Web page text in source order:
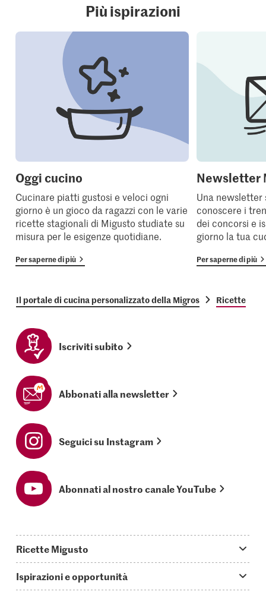
Più ispirazioni
Oggi cucino
Cucinare piatti gustosi e veloci ogni
giorno è un gioco da ragazzi con le varie
ricette stagionali di Migusto studiate su
misura per le esigenze quotidiane.
Per saperne di più
Newsletter
Una
conoscere i
dei concorsi e
giorno la tua
Per saperne di più
Il portale di cucina personalizzato della Migros Ricette
Iscriviti subito
Abbonati alla newsletter
Seguici su Instagram
Abonnati al nostro canale YouTube
Ricette Migusto
Oggi cucino
Ispirazioni e opportunità